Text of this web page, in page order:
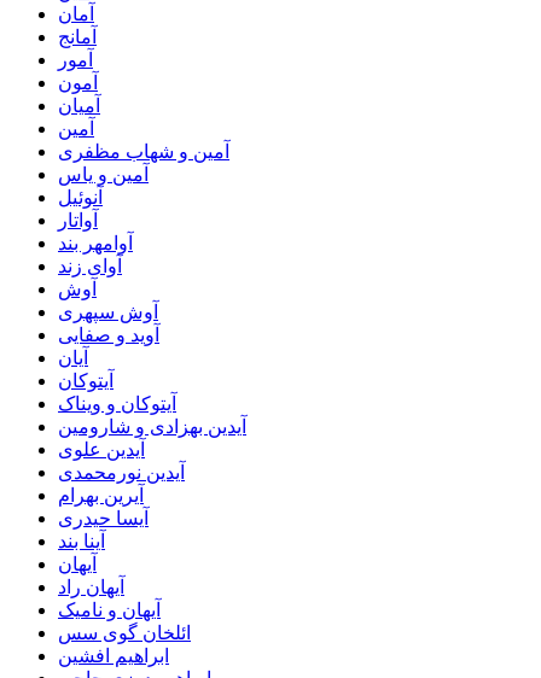
آمان
آمانج
آمور
آمون
آمیان
آمین
آمین و شهاب مظفری
آمین و یاس
آنوئیل
آواتار
آوامهر بند
آوای زند
آوش
آوش سپهری
آوید و صفایی
آیان
آیتوکان
آیتوکان و ویناک
آیدین بهزادی و شارومین
آیدین علوی
آیدین نورمحمدی
آیرین بهرام
آیسا حیدری
آینا بند
آیهان
آیهان راد
آیهان و نامیک
ائلخان گوی سس
ابراهیم افشین